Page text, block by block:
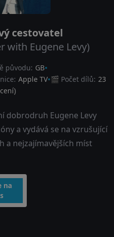
cestovatel
with Eugene Levy)
původu: GB
Apple TV 🎬 Počet dílů: 23
dobrodruh Eugene Levy
a vydává se na vzrušující
a nejzajímavějších míst
na